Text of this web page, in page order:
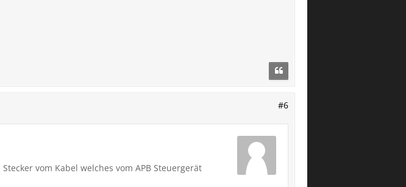
#6
vom Kabel welches vom APB Steuergerät